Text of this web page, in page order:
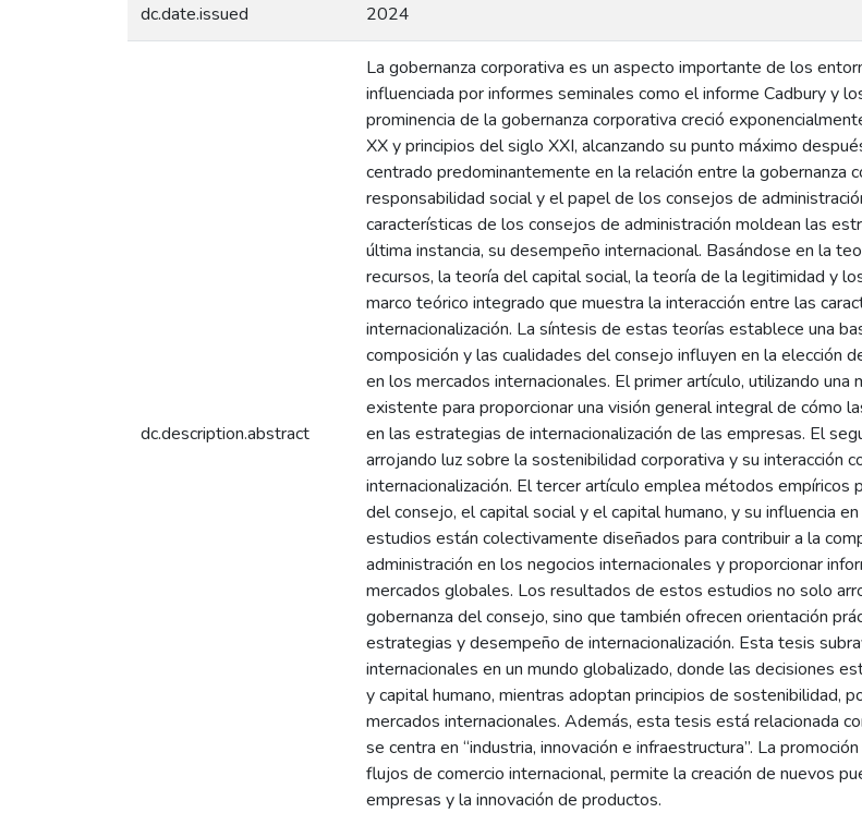
dc.date.issued 2024
dc.description.abstract
La gobernanza corporativa es un aspecto importante de los
influenciada por informes seminales como el informe Cadbury y
prominencia de la gobernanza corporativa creció
XX y principios del siglo XXI, alcanzando su punto máximo
centrado predominantemente en la relación entre la gobernanza
responsabilidad social y el papel de los consejos de
características de los consejos de administración moldean las
última instancia, su desempeño internacional. Basándose en la
recursos, la teoría del capital social, la teoría de la legitimidad y
marco teórico integrado que muestra la interacción entre las
internacionalización. La síntesis de estas teorías establece una
composición y las cualidades del consejo influyen en la elección
en los mercados internacionales. El primer artículo, utilizando
existente para proporcionar una visión general integral de cómo
en las estrategias de internacionalización de las empresas. El
arrojando luz sobre la sostenibilidad corporativa y su interacción
internacionalización. El tercer artículo emplea métodos
del consejo, el capital social y el capital humano, y su influencia
estudios están colectivamente diseñados para contribuir a la
administración en los negocios internacionales y proporcionar
mercados globales. Los resultados de estos estudios no solo
gobernanza del consejo, sino que también ofrecen orientación
estrategias y desempeño de internacionalización. Esta tesis
internacionales en un mundo globalizado, donde las decisiones
y capital humano, mientras adoptan principios de sostenibilidad,
mercados internacionales. Además, esta tesis está relacionada
se centra en “industria, innovación e infraestructura”. La
flujos de comercio internacional, permite la creación de nuevos
empresas y la innovación de productos.